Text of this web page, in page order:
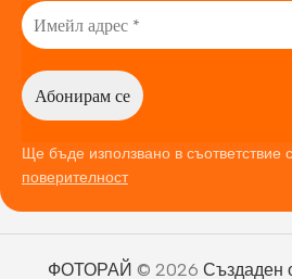
Ще бъде използвано в съответствие
поверителност
ФОТОРАЙ © 2026 Създаден